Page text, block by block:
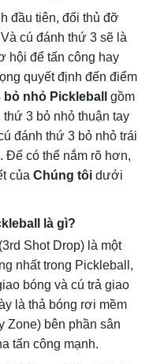
đầu tiên, đối thủ đỡ
cú đánh thứ 3 sẽ là
hội để tấn công hay
quyết định đến điểm
nhỏ Pickleball
gồm
3 bỏ nhỏ thuận tay
đánh thứ 3 bỏ nhỏ trái
Để có thể nắm rõ hơn,
của Chúng tôi dưới
là gì?
Shot Drop) là một
nhất trong Pickleball,
bóng và cú trả giao
là thả bóng rơi mềm
Zone) bên phần sân
tấn công mạnh.